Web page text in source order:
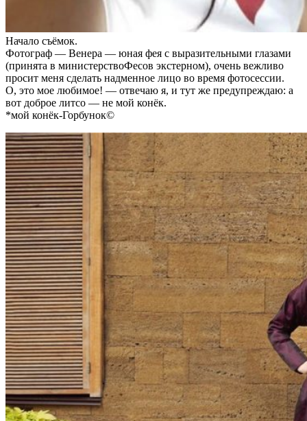
Начало съёмок.
Фотограф — Венера — юная фея с выразительными глазами
(принята в министерствоФесов экстерном), очень вежливо
просит меня сделать надменное лицо во время фотосессии.
О, это мое любимое! — отвечаю я, и тут же предупреждаю: а
вот доброе литсо — не мой конёк.
*мой конёк-Горбунок©